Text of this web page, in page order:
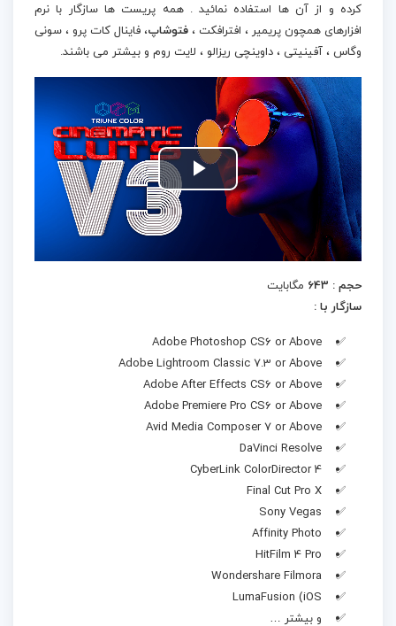
کرده و از آن ها استفاده نمائید . همه پریست ها سازگار با نرم
افزارهای همچون پریمیر ، افترافکت ، فتوشاپ، فاینال کات پرو ، سونی
وگاس ، آفینیتی ، داوینچی ریزالو ، لایت روم و بیشتر می باشند.
Play
Video
حجم : 643
مگابایت
سازگار با :
Adobe Photoshop CS6 or Above
Adobe Lightroom Classic 7.3 or Above
Adobe After Effects CS6 or Above
Adobe Premiere Pro CS6 or Above
Avid Media Composer 7 or Above
DaVinci Resolve
CyberLink ColorDirector 4
Final Cut Pro X
Sony Vegas
Affinity Photo
HitFilm 4 Pro
Wondershare Filmora
LumaFusion (iOS
و بیشتر …